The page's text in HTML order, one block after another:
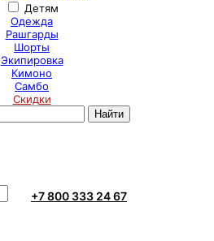
Детям
Одежда
Рашгарды
Шорты
Экипировка
Кимоно
Самбо
Скидки
+7 800 333 24 67